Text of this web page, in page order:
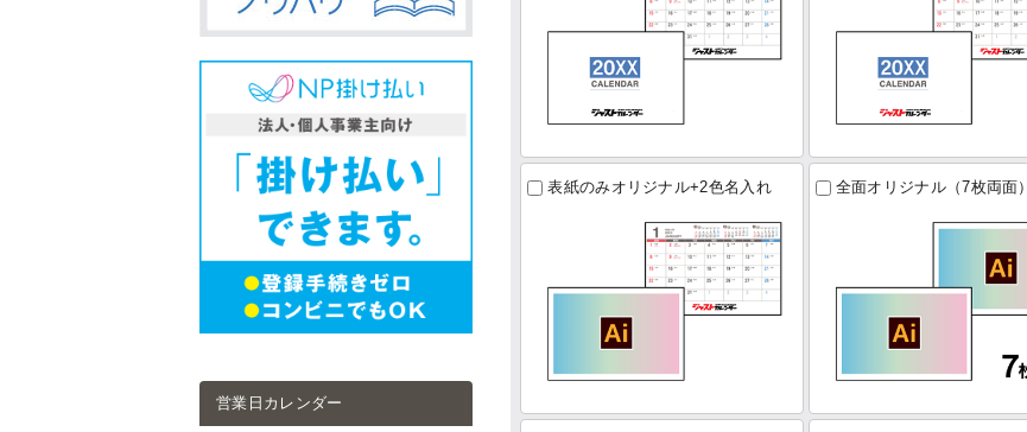
営業日カレンダー
表紙のみオリジナル+2色名入れ 全面オリジナル（7枚両面）